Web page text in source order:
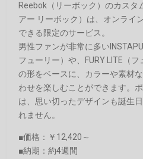
Reebok（リーボック）のカスタ
アー リーボック）は、オンライ
できる限定のサービス。
男性ファンが非常に多い
フューリー）や、FURY LITE（
の形をベースに、カラーや素材
わせを楽しむことができます。
は、思い切ったデザインも誕生
れません。
■価格：￥12,420～
■納期：約4週間